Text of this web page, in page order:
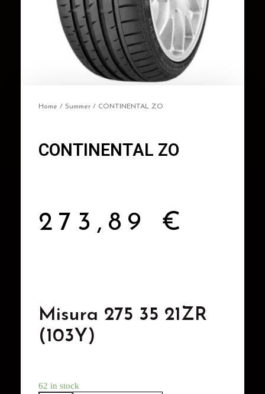
Home / Summer / CONTINENTAL ZO
CONTINENTAL ZO
273,89 €
Misura 275 35 21ZR
(103Y)
62 in stock